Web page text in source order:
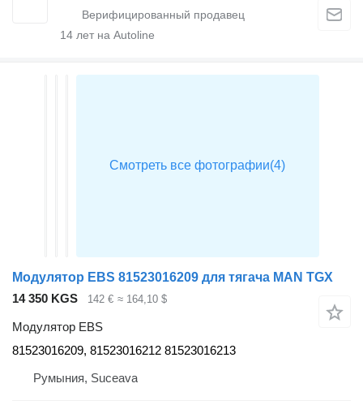
14 лет на Autoline
Модулятор EBS 81523016209 для тягача MAN TGX
14 350 KGS
142 € ≈ 164,10 $
Модулятор EBS
81523016209, 81523016212 81523016213
Румыния, Suceava